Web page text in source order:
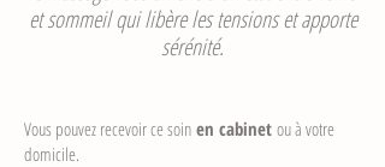
et sommeil qui libère les tensions et apporte
sérénité.
Vous pouvez recevoir ce soin en cabinet ou à votre
domicile.